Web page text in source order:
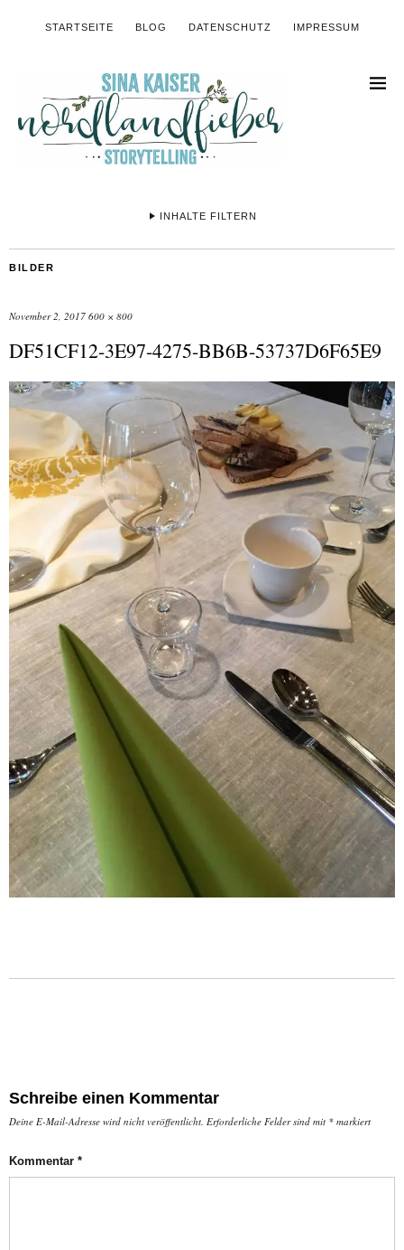
STARTSEITE BLOG DATENSCHUTZ IMPRESSUM
INHALTE FILTERN
BILDER
November 2, 2017 600 × 800
DF51CF12-3E97-4275-BB6B-53737D6F65E9
Schreibe einen Kommentar
Deine E-Mail-Adresse wird nicht veröffentlicht. Erforderliche Felder sind mit * markiert
Kommentar *